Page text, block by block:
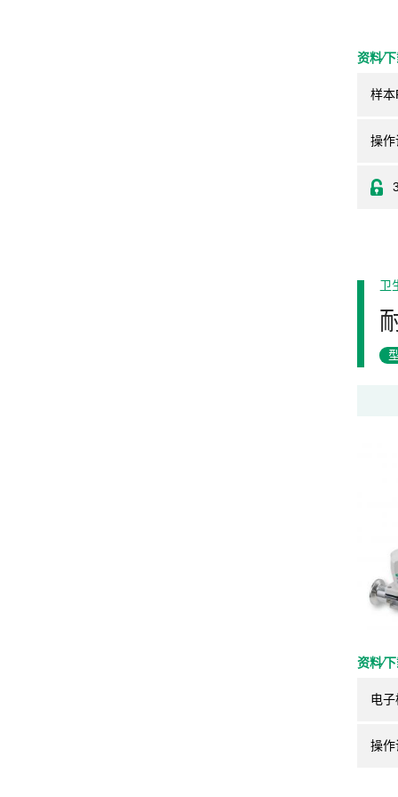
资料⁄
样本
操作
卫
资料⁄
电
操作